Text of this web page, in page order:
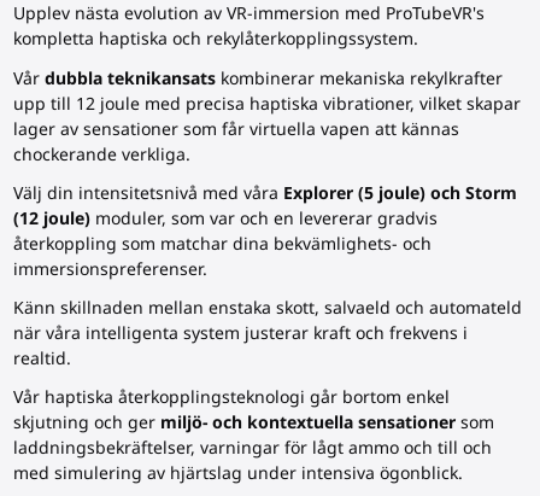
Upplev nästa evolution av VR-immersion med ProTubeVR's
kompletta haptiska och rekylåterkopplingssystem.
Vår dubbla teknikansatskombinerar mekaniska rekylkrafter
upp till 12 joule med precisa haptiska vibrationer, vilket skapar
lager av sensationer som får virtuella vapen att kännas
chockerande verkliga.
Välj din intensitetsnivå med våra Explorer (5 joule) och Storm
(12 joule)moduler, som var och en levererar gradvis
återkoppling som matchar dina bekvämlighets- och
immersionspreferenser.
Känn skillnaden mellan enstaka skott, salvaeld och automateld
när våra intelligenta system justerar kraft och frekvens i
realtid.
Vår haptiska återkopplingsteknologi går bortom enkel
skjutning och ger miljö- och kontextuella sensationersom
laddningsbekräftelser, varningar för lågt ammo och till och
med simulering av hjärtslag under intensiva ögonblick.